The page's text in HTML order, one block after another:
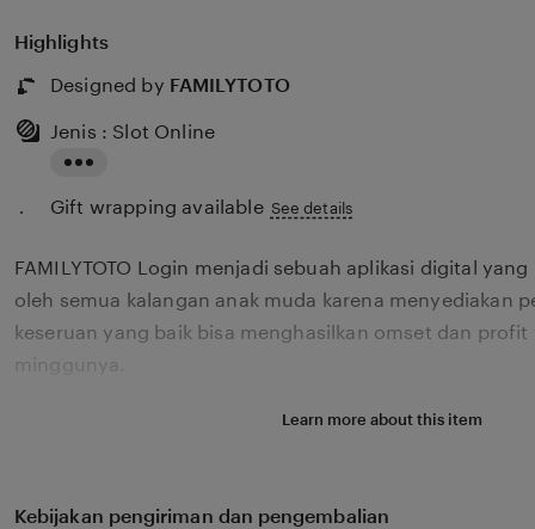
Highlights
Designed by FAMILYTOTO
the
description
Jenis : Slot Online
Gift wrapping available See details
FAMILYTOTO Login menjadi sebuah aplikasi digital
oleh semua kalangan anak muda karena menyediakan
keseruan yang baik bisa menghasilkan omset dan
minggunya.
Learn more about this item
Kebijakan pengiriman dan pengembalian